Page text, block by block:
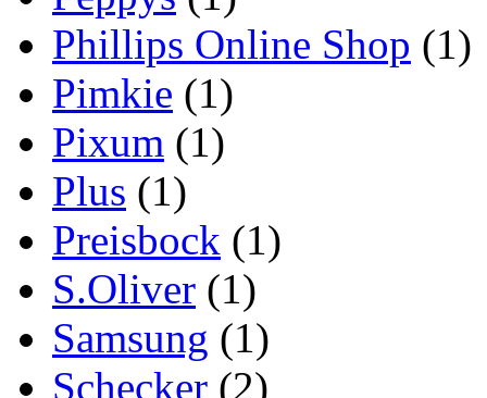
Phillips Online Shop (1)
Pimkie (1)
Pixum (1)
Plus (1)
Preisbock (1)
S.Oliver (1)
Samsung (1)
Schecker (2)